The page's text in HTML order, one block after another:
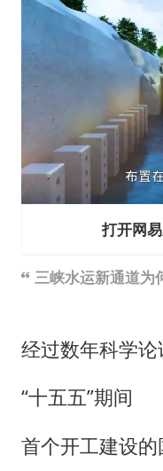
打开网
三峡水运新通道为
经过数年科学
“十五五”期间
首个开工建设